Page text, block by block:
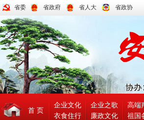
省委 省政府 省人大 省政协
首 页
企业文化 企业之歌 高端
衣食住行
廉政文化 祖国